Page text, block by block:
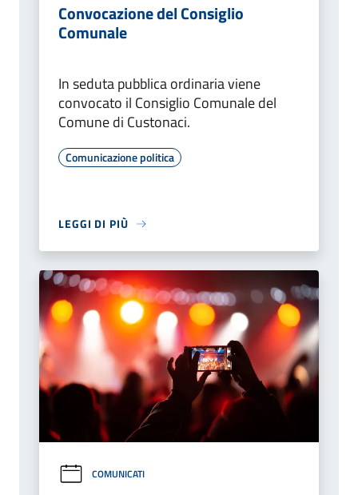
Convocazione del Consiglio
Comunale
In seduta pubblica ordinaria viene
convocato il Consiglio Comunale del
Comune di Custonaci.
Comunicazione politica
LEGGI DI PIÙ
COMUNICATI